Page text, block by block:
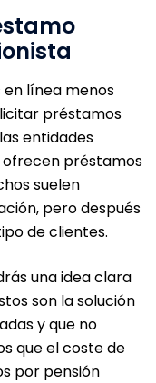
línea menos
préstamos
entidades
préstamos
suelen
pero después
de clientes.
una idea clara
son la solución
y que no
que el coste de
por pensión